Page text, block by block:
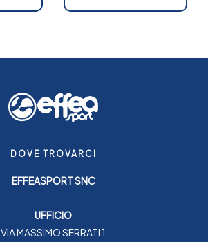
DOVE TROVARCI
EFFEASPORT SNC
UFFICIO
VIA MASSIMO SERRATI 1